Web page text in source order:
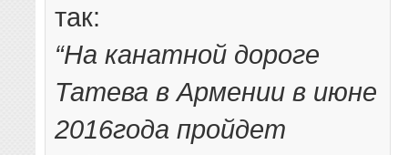
так:
“На канатной дороге
Татева в Армении в июне
2016года пройдет